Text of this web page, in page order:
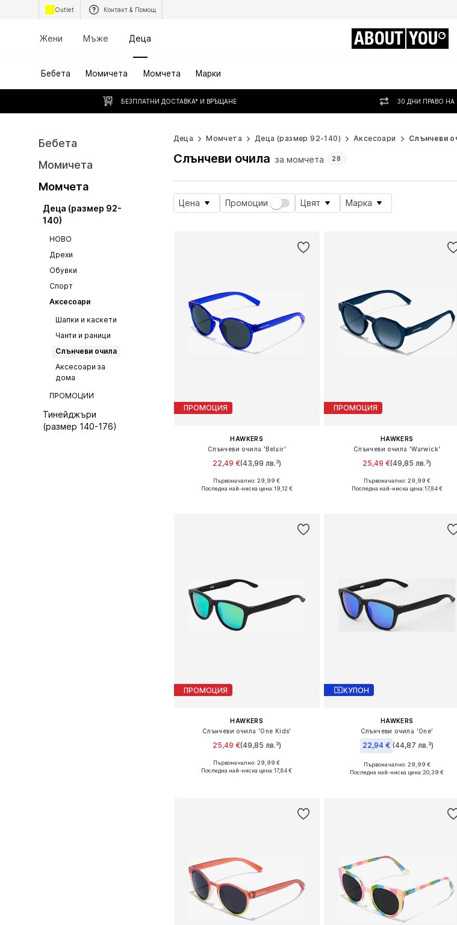
Outlet Контакт & Помощ
Жени Мъже Деца ABOUT YOU
Бебета Момичета Момчета Марки
БЕЗПЛАТНИ ДОСТАВКА* И ВРЪЩАНЕ 30 ДНИ ПРАВО НА
Бебета
Момичета
Момчета
Деца (размер 92-
140)
НОВО
Дрехи
Обувки
Спорт
Аксесоари
Шапки и каскети
Чанти и раници
Слънчеви очила
Аксесоари за
дома
ПРОМОЦИИ
Тинейджъри
(размер 140-176)
Деца Момчета Деца (размер 92-140) Аксесоари Слънчеви
Слънчеви очила за момчета 28
Цена Промоции Цвят Марка
ПРОМОЦИЯ
HAWKERS
Слънчеви очила 'Belair'
22,49 €(43,99 лв.³)
Налични размери: Onesize
Първоначално: 29,99 €
Последна най-ниска цена:19,12 €
ПРОМОЦИЯ
HAWKERS
Слънчеви очила 'Warwick'
25,49 €(49,85 лв.³)
Налични размери: Onesize
Първоначално: 29,99 €
Последна най-ниска цена:17,84 €
ПРОМОЦИЯ
HAWKERS
Слънчеви очила 'One Kids'
25,49 €(49,85 лв.³)
Налични размери: Onesize
Първоначално: 29,99 €
Последна най-ниска цена:17,84 €
КУПОН
HAWKERS
Слънчеви очила 'One'
22,94 € (44,87 лв.³)
Налични размери: Onesize
Първоначално: 29,99 €
Последна най-ниска цена:20,39 €